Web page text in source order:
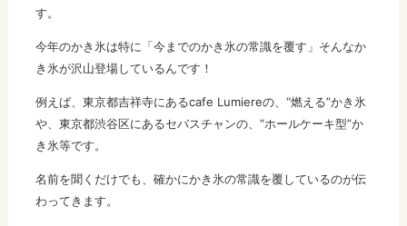
す。
今年のかき氷は特に「今までのかき氷の常識を覆す」そんなか
き氷が沢山登場しているんです！
例えば、東京都吉祥寺にあるcafe Lumiereの、“燃える”かき氷
や、東京都渋谷区にあるセバスチャンの、“ホールケーキ型”か
き氷等です。
名前を聞くだけでも、確かにかき氷の常識を覆しているのが伝
わってきます。